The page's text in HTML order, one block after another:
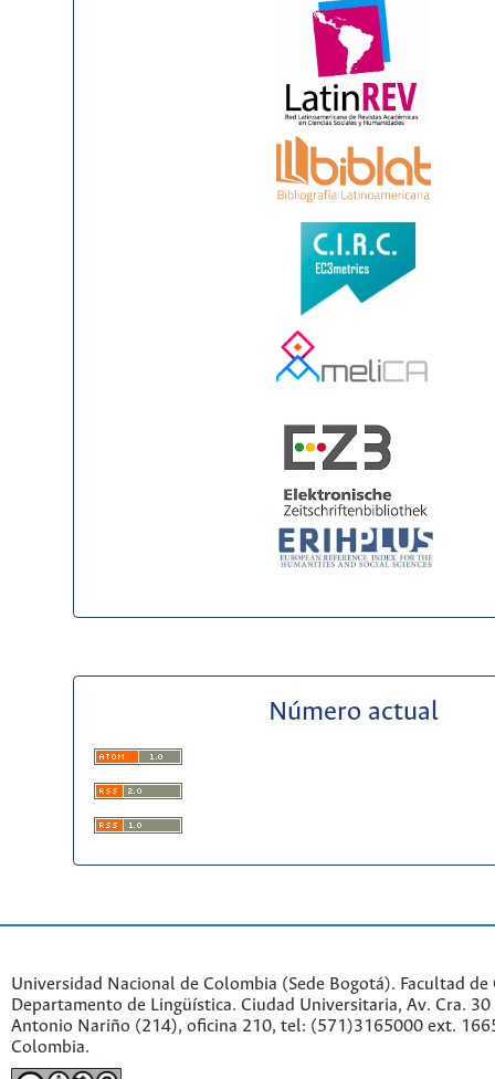
Número actual
Universidad Nacional de Colombia (Sede Bogotá). Facultad de
Departamento de Lingüística. Ciudad Universitaria, Av. Cra.
Antonio Nariño (214), oficina 210, tel: (571)3165000 ext.
Colombia.